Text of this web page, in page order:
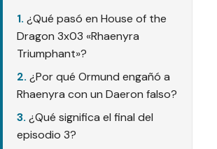
¿Qué pasó en House of the
Dragon 3x03 «Rhaenyra
Triumphant»?
¿Por qué Ormund engañó a
Rhaenyra con un Daeron falso?
¿Qué significa el final del
episodio 3?